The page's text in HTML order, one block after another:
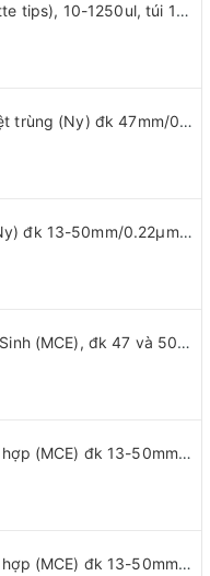
Đầu côn/ đầu típ (Pipette tips), 10-1250ul, túi 1000 cái, hãng LabSelect
Màng lọc mẫu Nylon tiệt trùng (Ny) đk 47mm/0.22µm-0.45µm, 4x25 chiếc/hộp, hãng Biosharp
Màng lọc mẫu Nylon (Ny) đk 13-50mm/0.22µm-0.45µm, 4x25 chiếc/hộp, hãng Biosharp
(Vô trùng) Màng lọc Vi Sinh (MCE), đk 47 và 50mm/0.8μm-0.22µm-0.45μm, 100 chiếc/hộp, Biosharp
Màng lọc cellulose hỗn hợp (MCE) đk 13-50mm/0.45µm, 4x25 chiếc/hộp, hãng Biosharp
Màng lọc cellulose hỗn hợp (MCE) đk 13-50mm/0.22µm, 4x25 chiếc/hộp, hãng Biosharp